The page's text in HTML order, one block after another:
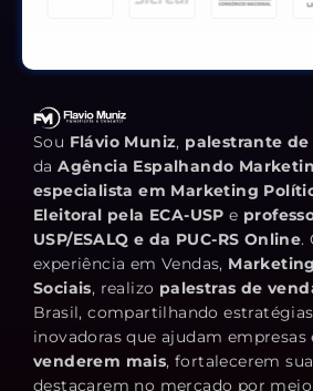
Sou Flávio Muniz, palestrante de
daAgência Espalhando
especialista em Marketing
Eleitoral pela ECA-USP e
USP/ESALQ e da PUC-RS Online.
experiência em Vendas,
Sociais, realizo palestras de
Brasil, compartilhando
inovadoras que ajudam empresas
venderem mais, fortalecerem
destacarem no mercado por meio